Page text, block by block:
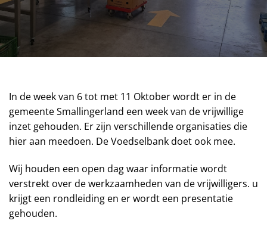
In de week van 6 tot met 11 Oktober wordt er in de
gemeente Smallingerland een week van de vrijwillige
inzet gehouden. Er zijn verschillende organisaties die
hier aan meedoen. De Voedselbank doet ook mee.
Wij houden een open dag waar informatie wordt
verstrekt over de werkzaamheden van de vrijwilligers. u
krijgt een rondleiding en er wordt een presentatie
gehouden.